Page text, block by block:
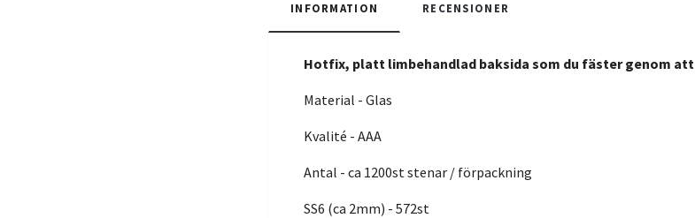
INFORMATION RECENSIONER
Hotfix, platt limbehandlad baksida som du fäster genom
Material - Glas
Kvalité - AAA
Antal - ca 1200st stenar / förpackning
SS6 (ca 2mm) - 572st